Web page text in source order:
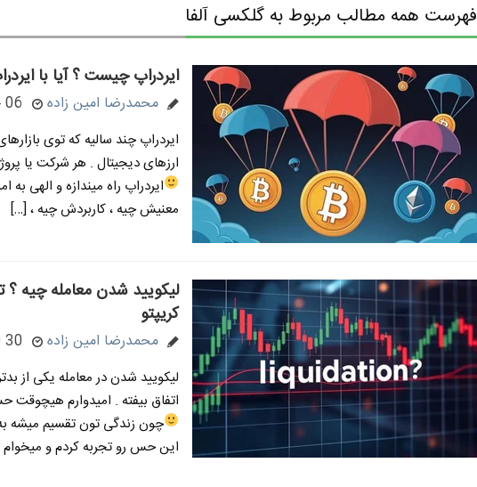
فهرست همه مطالب مربوط به گلکسی آلفا
ایردراپ چیست ؟ آیا با
محمدرضا امین زاده 06 خرداد 1404
ایردراپ چند سالیه که توی
ارزهای دیجیتال . هر شرکت یا
ایردراپ راه میندازه و الهی به
معنیش چیه ، کاربردش چیه ، […]
لیکویید شدن معامله چیه ؟
کریپتو
محمدرضا امین زاده 30 اردیبهشت 1404
لیکویید شدن در معامله یکی از
اتفاق بیفته . امیدوارم هیچوقت
چون زندگی تون تقسیم میشه
این حس رو تجربه کردم و میخوام